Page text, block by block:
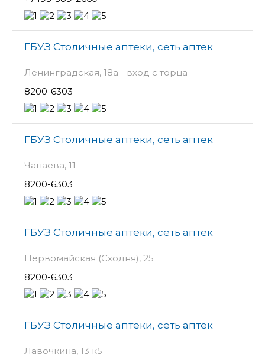
ГБУЗ Столичные аптеки, сеть аптек
Ленинградская, 18а - вход с торца
8200-6303
ГБУЗ Столичные аптеки, сеть аптек
Чапаева, 11
8200-6303
ГБУЗ Столичные аптеки, сеть аптек
Первомайская (Сходня), 25
8200-6303
ГБУЗ Столичные аптеки, сеть аптек
Лавочкина, 13 к5